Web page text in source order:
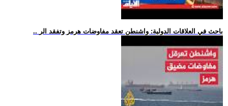
.. باحث في العلاقات الدولية: واشنطن تعقد مفاوضات هرمز وتفقد الر